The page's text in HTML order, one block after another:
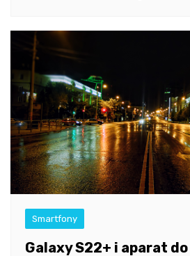
Smartfony
Galaxy S22+ i aparat